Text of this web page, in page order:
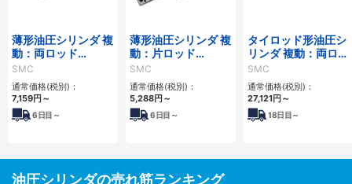
薄形油圧シリンダ 複
動：両ロッド
CH□QWBシリーズ
SMC
通常価格(税別)：
7,159円 ～
6 日目～
薄形油圧シリンダ 複
動：片ロッド
CH□QBシリーズ
SMC
通常価格(税別)：
5,288円 ～
6 日目～
タイロッド形油圧シ
リンダ 複動：両ロッ
ド CHAWシリーズ
SMC
通常価格(税別)：
27,121円 ～
18日目～
油圧シリンダの売れ筋ランキング